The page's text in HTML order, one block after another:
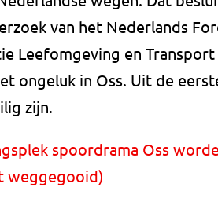
van het Nederlands
Leefomgeving en Transport
ongeluk in Oss. Uit de
zijn.
spoordrama Oss
weggegooid)